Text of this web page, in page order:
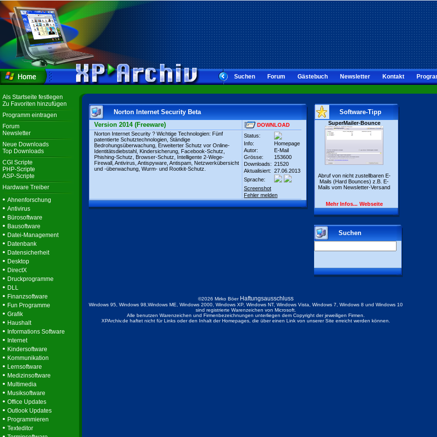
Suchen Forum Gästebuch Newsletter Kontakt
Als Startseite festlegen
Zu Favoriten hinzufügen
Programm eintragen
Forum
Newsletter
Neue Downloads
Top Downloads
CGI Scripte
PHP-Scripte
ASP-Scripte
Hardware Treiber
• Ahnenforschung
• Antivirus
• Bürosoftware
• Bausoftware
• Datei-Management
• Datenbank
• Datensicherheit
• Desktop
• DirectX
• Druckprogramme
• DLL
• Finanzsoftware
• Fun Programme
• Grafik
• Haushalt
• Informations Software
• Internet
• Kindersoftware
• Kommunikation
• Lernsoftware
• Medizinsoftware
• Multimedia
• Musiksoftware
• Office Updates
• Outlook Updates
• Programmieren
• Texteditor
Norton Internet Security Beta
Version 2014 (Freeware)
DOWNLOAD
Norton Internet Security ? Wichtige Technologien: Fünf
patentierte Schutztechnologien, Ständige
Bedrohungsüberwachung, Erweiterter Schutz vor Online-
Identitätsdiebstahl, Kindersicherung, Facebook-Schutz,
Phishing-Schutz, Browser-Schutz, Intelligente 2-Wege-
Firewall, Antivirus, Antispyware, Antispam, Netzwerkübersicht
und -überwachung, Wurm- und Rootkit-Schutz.
Status:
Info:
Homepage
Autor:
E-Mail
Grösse:
153600
Downloads: 21520
Aktualisiert: 27.06.2013
Sprache:
Screenshot
Fehler melden
Software-Tipp
SuperMailer-Bounce
Abruf von nicht zustellbaren E-
Mails (Hard Bounces) z.B. E-
Mails vom Newsletter-Versand
Mehr Infos... Webseite
Suchen
©2026 Mirko Böer Haftungsausschluss
Windows 95, Windows 98,Windows ME, Windows 2000, Windows XP, Windows NT, Windows Vista, Windows 7, Windows 8 und Windows 10
sind registrierte Warenzeichen von Microsoft.
Alle benutzen Warenzeichen und Firmenbezeichnungen unterliegen dem Copyright der jeweiligen Firmen.
XPArchiv.de haftet nicht für Links oder den Inhalt der Homepages, die über einen Link von unserer Site erreicht werden können.